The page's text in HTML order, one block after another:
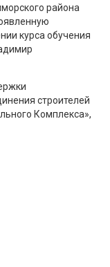
района
курса обучения
строителей
Комплекса»,